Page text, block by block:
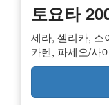
토요타
세라, 셀리카, 소
카렌, 파세오/사